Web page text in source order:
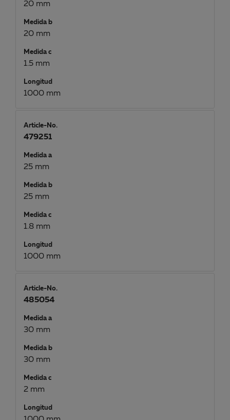
20 mm
Medida b
20 mm
Medida c
1.5 mm
Longitud
1000 mm
Article-No.
479251
Medida a
25 mm
Medida b
25 mm
Medida c
1.8 mm
Longitud
1000 mm
Article-No.
485054
Medida a
30 mm
Medida b
30 mm
Medida c
2 mm
Longitud